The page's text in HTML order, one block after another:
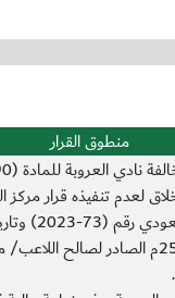
منطوق القرار
لعدم تنفيذه قرار مركز
الرياضي السعودي رقم
25/12/2023م الصادر لصالح